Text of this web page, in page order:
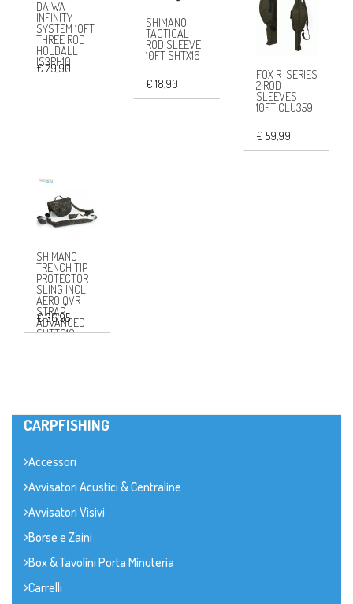
DAIWA
INFINITY
SYSTEM 10FT
THREE ROD
HOLDALL
IS3RH10
€ 79,90
SHIMANO
TACTICAL
ROD SLEEVE
10FT SHTX16
€ 18,90
FOX R-SERIES
2 ROD
SLEEVES
10FT CLU359
€ 59,99
SHIMANO
TRENCH TIP
PROTECTOR
SLING INCL.
AERO QVR
STRAP
ADVANCED
SHTTG10
€ 36,95
CARPFISHING
Accessori
Avvisatori Acustici & Centraline
Avvisatori Visivi
Borse e Zaini
Box & Tavolini Porta Minuteria
Carrelli